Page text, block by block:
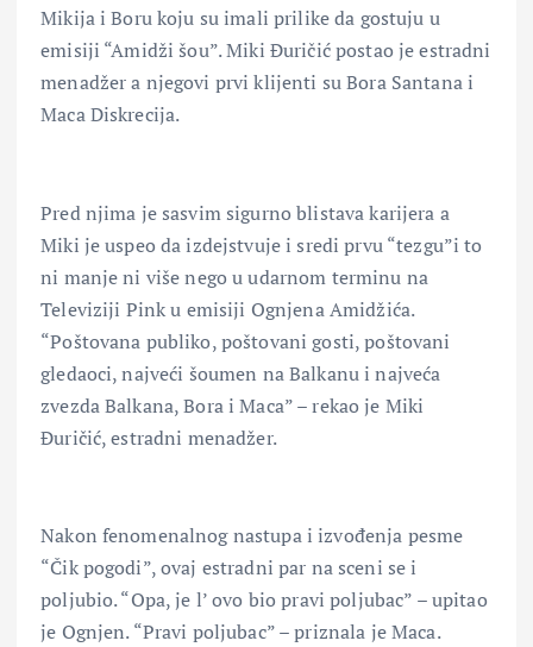
Mikija i Boru koju su imali prilike da gostuju u
emisiji “Amidži šou”. Miki Đuričić postao je estradni
menadžer a njegovi prvi klijenti su Bora Santana i
Maca Diskrecija.
Pred njima je sasvim sigurno blistava karijera a
Miki je uspeo da izdejstvuje i sredi prvu “tezgu”i to
ni manje ni više nego u udarnom terminu na
Televiziji Pink u emisiji Ognjena Amidžića.
“Poštovana publiko, poštovani gosti, poštovani
gledaoci, najveći šoumen na Balkanu i najveća
zvezda Balkana, Bora i Maca” – rekao je Miki
Đuričić, estradni menadžer.
Nakon fenomenalnog nastupa i izvođenja pesme
“Čik pogodi”, ovaj estradni par na sceni se i
poljubio. “Opa, je l’ ovo bio pravi poljubac” – upitao
je Ognjen. “Pravi poljubac” – priznala je Maca.